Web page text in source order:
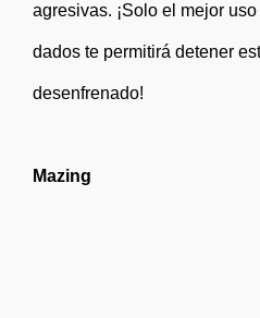
agresivas. ¡Solo el mejor
dados te permitirá detener
desenfrenado!
Mazing